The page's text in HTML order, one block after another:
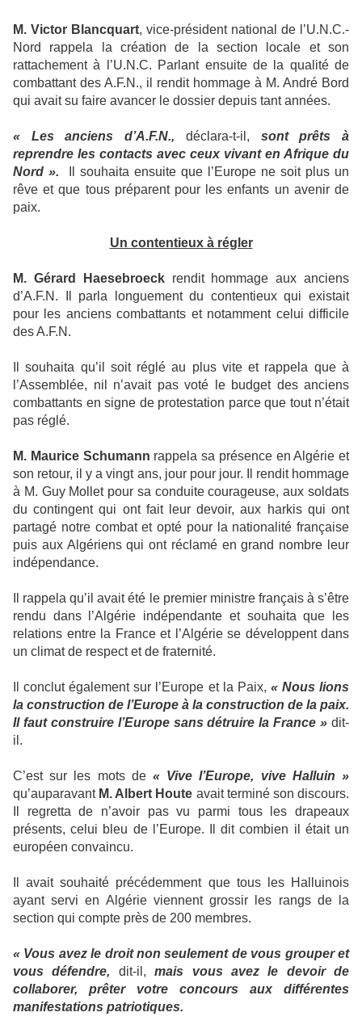
M. Victor Blancquart, vice-président national de l’U.N.C.-
Nord rappela la création de la section locale et son
rattachement à l’U.N.C. Parlant ensuite de la qualité de
combattant des A.F.N., il rendit hommage à M. André Bord
qui avait su faire avancer le dossier depuis tant années.
« Les anciens d’A.F.N., déclara-t-il, sont prêts à
reprendre les contacts avec ceux vivant en Afrique du
Nord ».
Il souhaita ensuite que l’Europe ne soit plus un
rêve et que tous préparent pour les enfants un avenir de
paix.
Un contentieux à régler
M. Gérard Haesebroeckrendit hommage aux anciens
d’A.F.N. Il parla longuement du contentieux qui existait
pour les anciens combattants et notamment celui difficile
des A.F.N.
Il souhaita qu’il soit réglé au plus vite et rappela que à
l’Assemblée, nil n’avait pas voté le budget des anciens
combattants en signe de protestation parce que tout n’était
pas réglé.
M. Maurice Schumann rappela sa présence en Algérie et
son retour, il y a vingt ans, jour pour jour. Il rendit hommage
à M. Guy Mollet pour sa conduite courageuse, aux soldats
du contingent qui ont fait leur devoir, aux harkis qui ont
partagé notre combat et opté pour la nationalité française
puis aux Algériens qui ont réclamé en grand nombre leur
indépendance.
Il rappela qu’il avait été le premier ministre français à s’être
rendu dans l’Algérie indépendante et souhaita que les
relations entre la France et l’Algérie se développent dans
un climat de respect et de fraternité.
Il conclut également sur l’Europe et la Paix, « Nous lions
la construction de l’Europe à la construction de la paix.
Il faut construire l’Europe sans détruire la France » dit-
il.
C’est sur les mots de « Vive l’Europe, vive Halluin »
qu’auparavant M. Albert Houte avait terminé son discours.
Il regretta de n’avoir pas vu parmi tous les drapeaux
présents, celui bleu de l’Europe. Il dit combien il était un
européen convaincu.
Il avait souhaité précédemment que tous les Halluinois
ayant servi en Algérie viennent grossir les rangs de la
section qui compte près de 200 membres.
« Vous avez le droit non seulement de vous grouper et
vous défendre, dit-il,mais vous avez le devoir de
collaborer, prêter votre concours aux différentes
manifestations patriotiques.